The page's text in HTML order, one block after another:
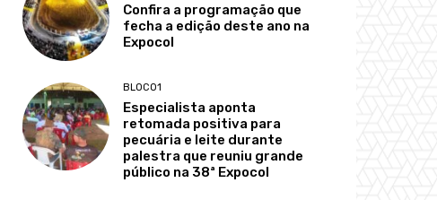
Confira a programação que
fecha a edição deste ano na
Expocol
BLOCO1
Especialista aponta
retomada positiva para
pecuária e leite durante
palestra que reuniu grande
público na 38ª Expocol